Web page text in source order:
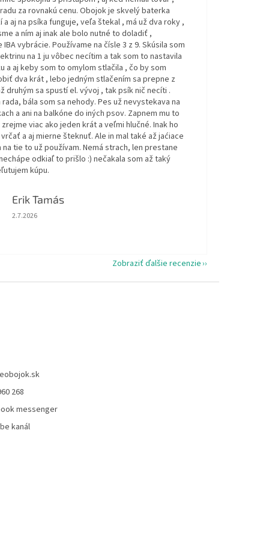
za rovnakú cenu. Obojok je skvelý baterka
a aj na psíka funguje, veľa štekal , má už dva roky ,
a ním aj inak ale bolo nutné to doladiť ,
IBA vybrácie. Používame na čísle 3 z 9. Skúsila som
na 1 ju vôbec necítim a tak som to nastavila
a aj keby som to omylom stlačila , čo by som
dva krát , lebo jedným stlačením sa prepne z
druhým sa spustí el. vývoj , tak psík nič necíti .
rada, bála som sa nehody. Pes už nevystekava na
a ani na balkóne do iných psov. Zapnem mu to
viac ako jeden krát a veľmi hlučné. Inak ho
a aj mierne šteknuť. Ale in mal také až jaćiace
na tie to už používam. Nemá strach, len prestane
odkiaľ to prišlo :) nečakala som až taký
kúpu.
Erik Tamás
Hodnotenie obchodu je 5 z 5 hviezdičiek.
2.7.2026
Zobraziť ďalšie recenzie
eobojok.sk
268
messenger
kanál